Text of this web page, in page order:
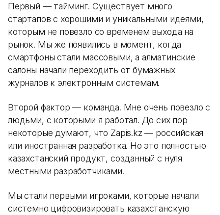
Первый — тайминг. Существует много
стартапов с хорошими и уникальными идеями,
которым не повезло со временем выхода на
рынок. Мы же появились в момент, когда
смартфоны стали массовыми, а алматинские
салоны начали переходить от бумажных
журналов к электронным системам.
Второй фактор — команда. Мне очень повезло с
людьми, с которыми я работал. До сих пор
некоторые думают, что Zapis.kz — российская
или иностранная разработка. Но это полностью
казахстанский продукт, созданный с нуля
местными разработчиками.
Мы стали первыми игроками, которые начали
системно цифровизировать казахстанскую